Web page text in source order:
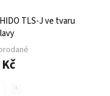
TLS-J ve tvaru